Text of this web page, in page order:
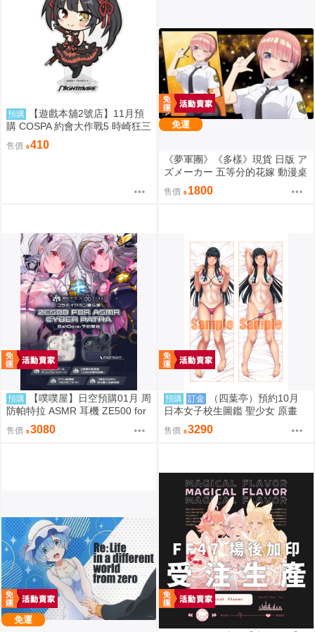
預購
【遊戲本舖2號店】11月預
購 COSPA 約會大作戰5 時崎狂三
Q版壓克力立牌 0822
售價 410
免運
《夢軍團》《多樣》現貨 日版 ア
ズメーカー 五等分的花嫁 動漫桌
墊 卡墊 中野一花
售價 1800
預購
【噗噗屋】日空預購01月 周
防帕特拉 ASMR 耳機 ZE500 for
ASMR CyberPatra
售價 3080
預購 訂金
（四葉亭）預約10月
日本女子校生圖鑑 聖少女 原畫
早乙女つぐみ 日曬ver 抱枕套 08
26
售價 3290
免運